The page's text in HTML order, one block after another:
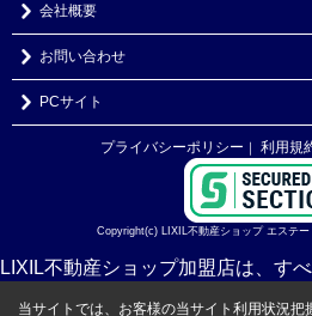
会社概要
お問い合わせ
PCサイト
プライバシーポリシー ｜ 利用規
Copyright(c) LIXIL不動産ショップ エステ
LIXIL不動産ショップ加盟店は、す
当サイトでは、お客様の当サイト利用状況把